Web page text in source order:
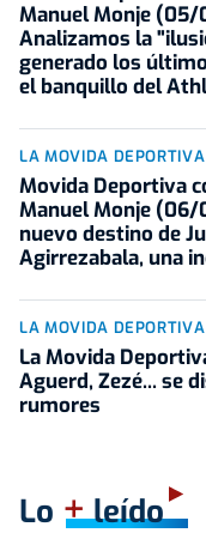
Manuel Monje
Analizamos la
generado los
el banquillo del
LA MOVIDA
Movida Deportiva
Manuel Monje
nuevo destino de
Agirrezabala, una
LA MOVIDA
La Movida
Aguerd, Zezé... se
rumores
Lo +leído